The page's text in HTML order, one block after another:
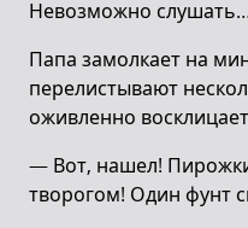
Невозможно
Папа замолкает на
перелистывают
оживленно
— Вот, нашел!
творогом! Один фунт